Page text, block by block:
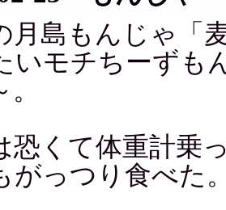
月島もんじゃ「
いモチちーずも
恐くて体重計乗
がっつり食べた